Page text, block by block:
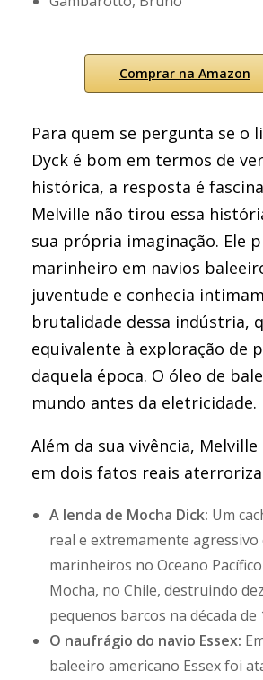
Comprar na Amazon
Para quem se pergunta se o
Dyck é bom em termos de
histórica, a resposta é
Melville não tirou essa
sua própria imaginação. Ele
marinheiro em navios
juventude e conhecia
brutalidade dessa indústria,
equivalente à exploração de
daquela época. O óleo de
mundo antes da eletricidade.
Além da sua vivência,
em dois fatos reais
A lenda de Mocha Dick: Um
real e extremamente
marinheiros no Oceano
Mocha, no Chile, destruindo
pequenos barcos na década de
O naufrágio do navio Essex:
baleeiro americano Essex foi